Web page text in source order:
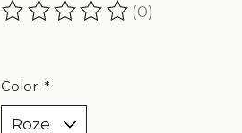
De beoordeling van dit
(0)
Color: *